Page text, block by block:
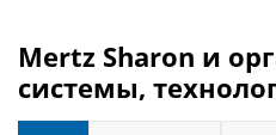
Mertz Sharon и
системы,